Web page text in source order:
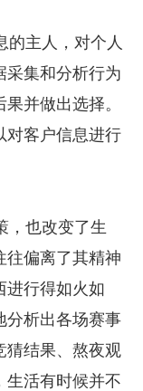
主人，对个人
采集和分析行为
并做出选择。
对客户信息进行
也改变了生
往偏离了其精神
进行得如火如
分析出各场赛事
猜结果、熬夜观
生活有时候并不